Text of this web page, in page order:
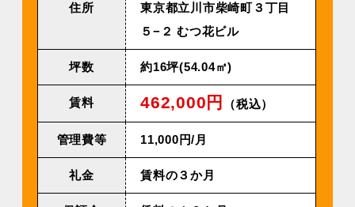
住所
東京都立川市柴崎町３丁目
５−２ むつ花ビル
坪数 約16坪(54.04㎡)
賃料 462,000円 （税込）
管理費等 11,000円/⽉
礼金 賃料の３か月